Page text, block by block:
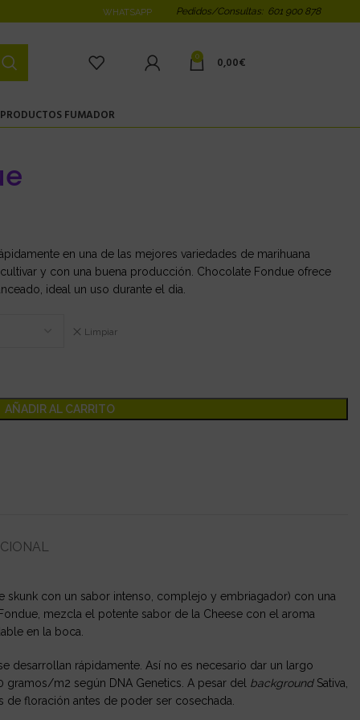
WHATSAPP Pedidos/Consultas: 601 900 878
0 0,00€
PRODUCTOS FUMADOR
en una de las mejores variedades de marihuana
y con una buena producción. Chocolate Fondue ofrece
ideal un uso durante el dia.
Limpiar
AÑADIR AL CARRITO
skunk con un sabor intenso, complejo y embriagador) con una
mezcla el potente sabor de la Cheese con el aroma
en la boca.
desarrollan rápidamente. Así no es necesario dar un largo
m2 según DNA Genetics. A pesar del backgroundSativa,
de floración antes de poder ser cosechada.